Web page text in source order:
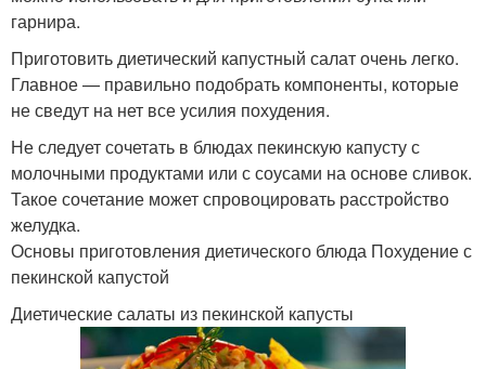
Салат с ананасом
Салат с овощным
Диетический цезарь
гарнира.
Приготовить диетический капустный салат очень легко.
Главное — правильно подобрать компоненты, которые
не сведут на нет все усилия похудения.
Не следует сочетать в блюдах пекинскую капусту с
молочными продуктами или с соусами на основе сливок.
Такое сочетание может спровоцировать расстройство
желудка.
Основы приготовления диетического блюда Похудение с
пекинской капустой
Диетические салаты из пекинской капусты